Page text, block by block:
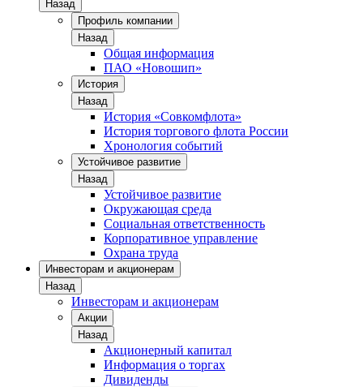
Назад
Профиль компании
Назад
Общая информация
ПАО «Новошип»
История
Назад
История «Совкомфлота»
История торгового флота России
Хронология событий
Устойчивое развитие
Назад
Устойчивое развитие
Окружающая среда
Социальная ответственность
Корпоративное управление
Охрана труда
Инвесторам и акционерам
Назад
Инвесторам и акционерам
Акции
Назад
Акционерный капитал
Информация о торгах
Дивиденды